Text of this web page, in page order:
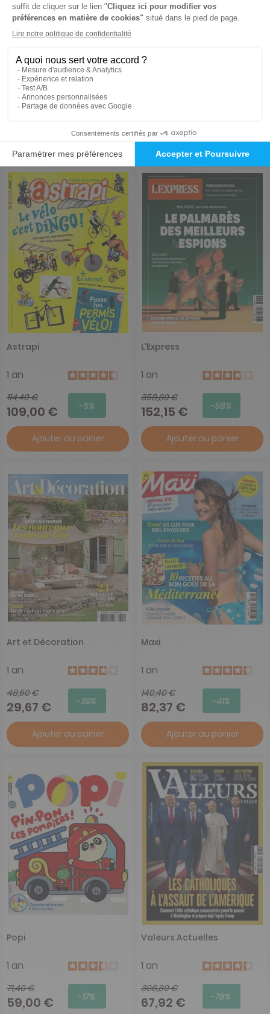
6 mois
195 €
-63%
Ajouter au panier
Astrapi
1 an
114,40 €
109,00 € -5%
Ajouter au panier
L'Express
1 an
358,80 €
152,15 € -58%
Ajouter au panier
Art et Décoration
1 an
48,60 €
29,67 € -39%
Ajouter au panier
Maxi
1 an
140,40 €
82,37 € -41%
Ajouter au panier
Popi
1 an
71,40 €
59,00 € -17%
Valeurs Actuelles
1 an
306,80 €
67,92 € -78%